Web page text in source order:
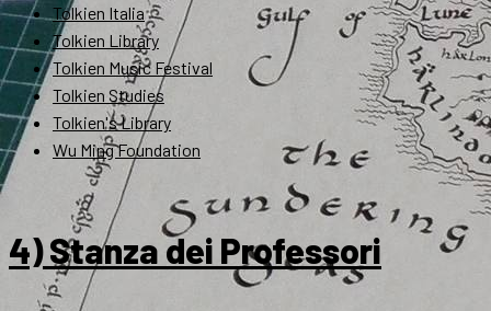
Tolkien Italia
Tolkien Library
Tolkien Music Festival
Tolkien Studies
Tolkien's Library
Wu Ming Foundation
4) Stanza dei Professori